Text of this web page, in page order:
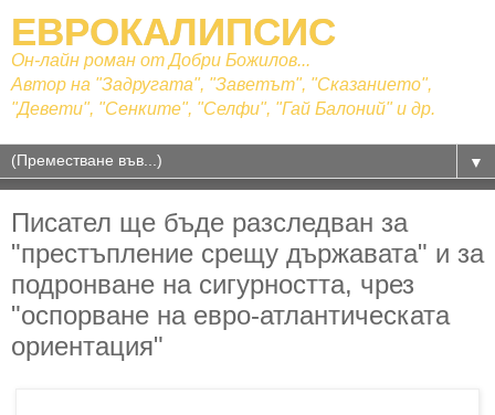
ЕВРОКАЛИПСИС
Он-лайн роман от Добри Божилов...
Автор на "Задругата", "Заветът", "Сказанието",
"Девети", "Сенките", "Селфи", "Гай Балоний" и др.
▼
Писател ще бъде разследван за
"престъпление срещу държавата" и за
подронване на сигурността, чрез
"оспорване на евро-атлантическата
ориентация"